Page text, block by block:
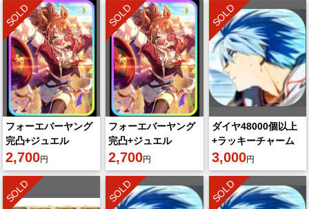
ウマの娘5~10体
SOLD
フォーエバーヤング
完凸+ジュエル
200000個以上
+SSR60-80体
2,700円
SOLD
フォーエバーヤング
完凸+ジュエル
200000個以上
+SSR60-80体
2,700円
SOLD
ダイヤ48000個以上
+ラッキーチャーム
3~8枚
3,000円
SOLD SOLD SOLD